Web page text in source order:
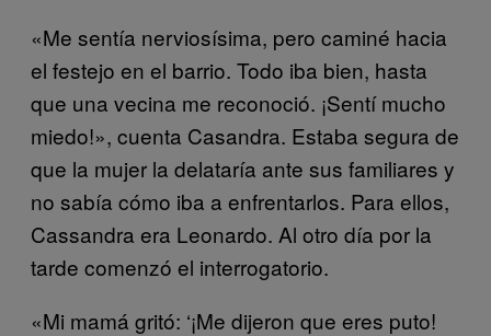
«Me sentía nerviosísima, pero caminé hacia
el festejo en el barrio. Todo iba bien, hasta
que una vecina me reconoció. ¡Sentí mucho
miedo!», cuenta Casandra. Estaba segura de
que la mujer la delataría ante sus familiares y
no sabía cómo iba a enfrentarlos. Para ellos,
Cassandra era Leonardo. Al otro día por la
tarde comenzó el interrogatorio.
«Mi mamá gritó: ‘¡Me dijeron que eres puto!